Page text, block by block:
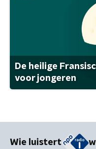
De heilige
voor jongeren
Wie luistert